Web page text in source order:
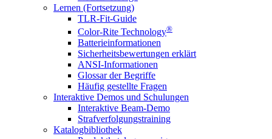
Lernen (Fortsetzung)
TLR-Fit-Guide
Color-Rite Technology®
Batterieinformationen
Sicherheitsbewertungen erklärt
ANSI-Informationen
Glossar der Begriffe
Häufig gestellte Fragen
Interaktive Demos und Schulungen
Interaktive Beam-Demo
Strafverfolgungstraining
Katalogbibliothek